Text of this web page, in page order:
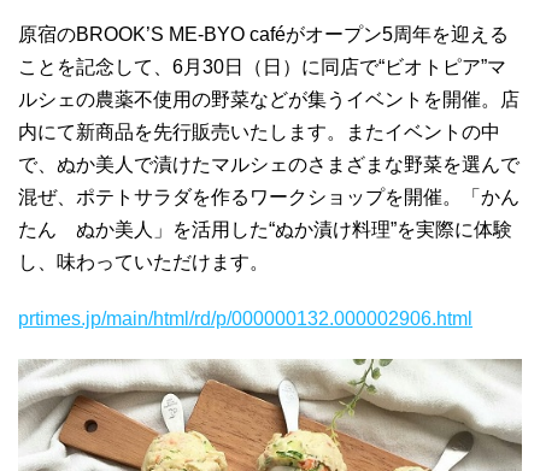
原宿のBROOK’S ME-BYO caféがオープン5周年を迎える
ことを記念して、6月30日（日）に同店で“ビオトピア”マ
ルシェの農薬不使用の野菜などが集うイベントを開催。店
内にて新商品を先行販売いたします。またイベントの中
で、ぬか美人で漬けたマルシェのさまざまな野菜を選んで
混ぜ、ポテトサラダを作るワークショップを開催。「かん
たん ぬか美人」を活用した“ぬか漬け料理”を実際に体験
し、味わっていただけます。
prtimes.jp/main/html/rd/p/000000132.000002906.html